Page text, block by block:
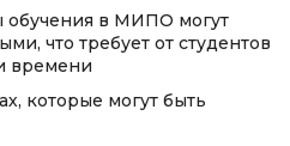
обучения в МИПО могут
что требует от студентов
времени
которые могут быть